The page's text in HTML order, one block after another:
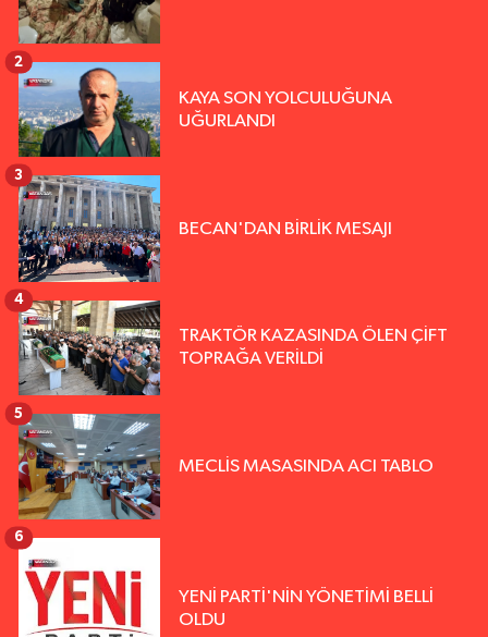
KAYA SON YOLCULUĞUNA
UĞURLANDI
2
BECAN'DAN BİRLİK MESAJI
3
TRAKTÖR KAZASINDA ÖLEN ÇİFT
TOPRAĞA VERİLDİ
4
MECLİS MASASINDA ACI TABLO
5
YENİ PARTİ'NİN YÖNETİMİ BELLİ
OLDU
6